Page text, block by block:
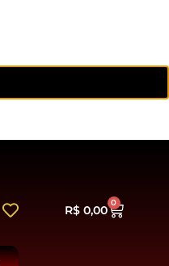
R$0,00
0